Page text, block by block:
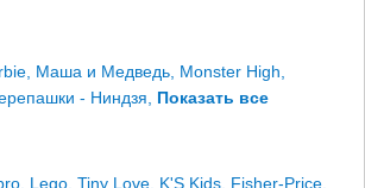
Маша и Медведь Monster High
- Ниндзя Показать все
Lego Tiny Love K'S Kids Fisher-Price